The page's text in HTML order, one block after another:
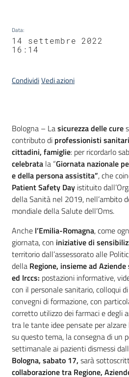
Data:
14 settembre 2022
16:14
CondividiVedi azioni
Contenuto
Bologna – Lasicurezza delle cure
contributo di professionisti sanitari
cittadini, famiglie: per ricordarlo
celebrata la “Giornata nazionale
e della persona assistita”, che
Patient Safety Day istituito
della Sanità nel 2019, nell’ambito
mondiale della Salute dell’Oms.
Anche l’Emilia-Romagna, come
giornata, con iniziative di
territorio dall’assessorato alle
della Regione, insieme ad
ed Irccs: postazioni informative,
con il personale sanitario, colloqui
convegni di formazione, con
corretto utilizzo dei farmaci e degli
tra le tante idee pensate per
su questo tema, la consegna di un
settimanale ai pazienti dismessi
Bologna, sabato 17, sarà
collaborazione tra Regione,